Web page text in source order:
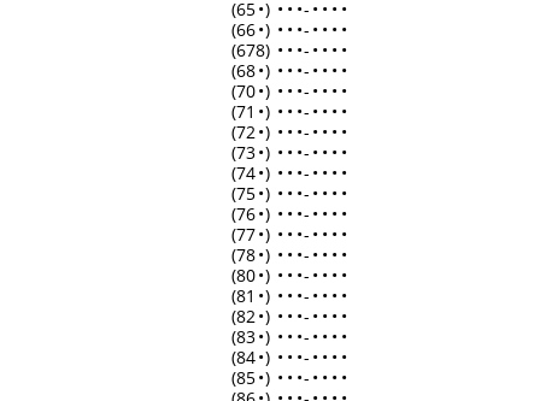
(65•) • • •- • • • •
(66•) • • •- • • • •
(678) • • •- • • • •
(68•) • • •- • • • •
(70•) • • •- • • • •
(71 •) • • •- • • • •
(72•) • • •- • • • •
(73•) • • •- • • • •
(74•) • • •- • • • •
(75•) • • •- • • • •
(76•) • • •- • • • •
(77•) • • •- • • • •
(78•) • • •- • • • •
(80•) • • •- • • • •
(81 •) • • •- • • • •
(82•) • • •- • • • •
(83•) • • •- • • • •
(84•) • • •- • • • •
(85•) • • •- • • • •